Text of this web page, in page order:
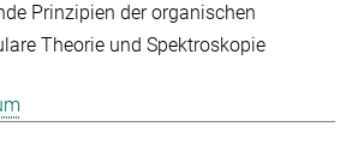
Prinzipien der organischen
Theorie und Spektroskopie